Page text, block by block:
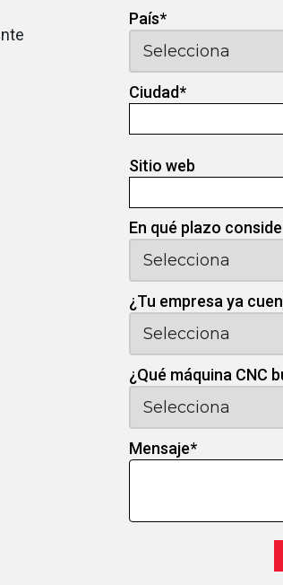
País*
Ciudad*
Sitio web
En qué plazo
¿Tu empresa ya
¿Qué máquina CNC
Mensaje*